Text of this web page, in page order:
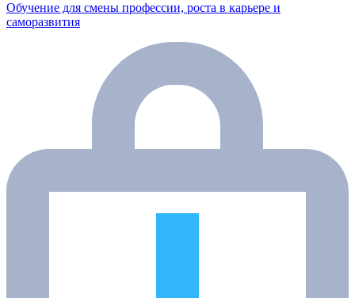
Обучение для смены профессии, роста в карьере и
саморазвития